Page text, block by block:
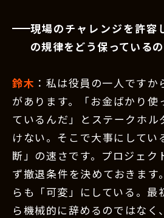
現場のチャレンジを許容
の規律をどう保っているの
鈴木 ：私は役員の一人です
があります。「お金ばかり使
ているんだ」とステークホル
けない。そこで大事にしてい
断」の速さです。プロジェク
ず撤退条件を決めておきます
らも「可変」にしている。最
ら機械的に辞めるのではなく